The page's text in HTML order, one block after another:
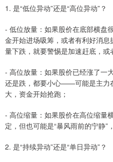
1. 是“低位异动”还是“高位异动”？
- 低位放量：如果股价在底部横盘
金开始进场吸筹，或者有利好消
量下跌，就要警惕是加速赶底，或
- 高位放量：如果股价已经涨了一
还是跌，都要小心——可能是主力
大，资金开始抢跑；
- 高位缩量：如果股价在高位缩量
定，但也可能是“暴风雨前的宁静”
2. 是“持续异动”还是“单日异动”？